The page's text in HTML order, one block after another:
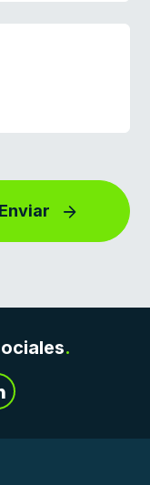
Enviar
.